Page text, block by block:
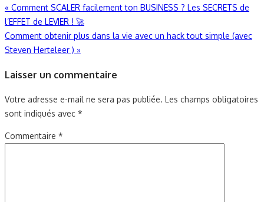
Navigation
de
l’article
« Comment SCALER facilement ton BUSINESS ? Les SECRETS de
l’EFFET de LEVIER ! 🚀
Comment obtenir plus dans la vie avec un hack tout simple (avec
Steven Herteleer ) »
Laisser un commentaire
Votre adresse e-mail ne sera pas publiée. Les champs obligatoires
sont indiqués avec *
Commentaire *